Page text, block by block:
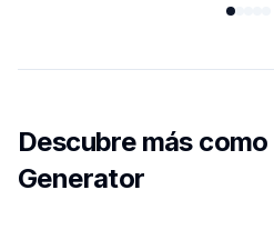
Descubre más
Generator